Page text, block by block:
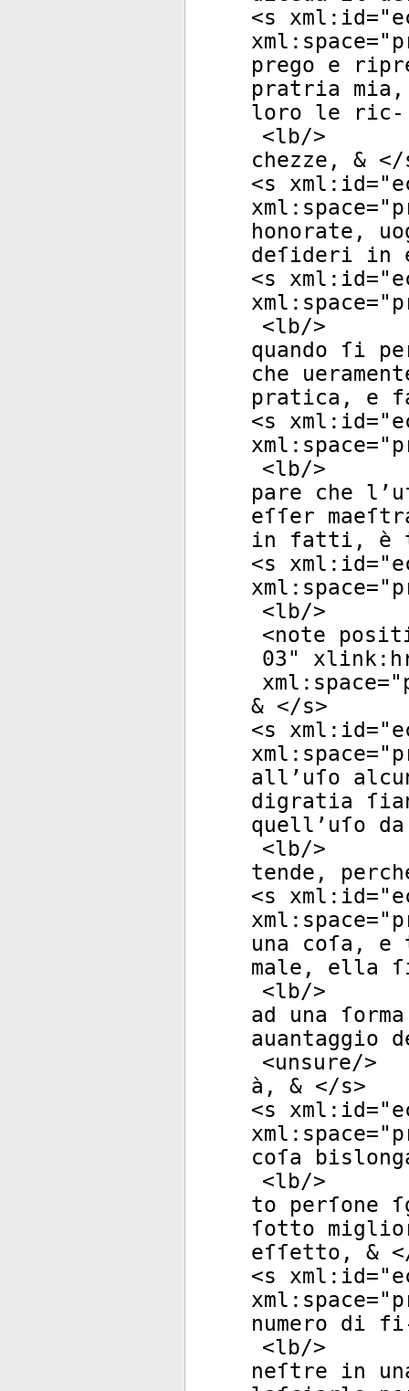
<s xml:id="
xml:space="
prego e
pratria mia,
loro le ric-
<lb/>
chezze, & </
<s xml:id="
xml:space="
honorate,
deſideri in
<s xml:id="
xml:space="
<lb/>
quando ſi
che
pratica, e
<s xml:id="
xml:space="
<lb/>
pare che
eſſer
in fatti, è
<s xml:id="
xml:space="
<lb/>
<note
03"
xml:space="
& </s>
<s xml:id="
xml:space="
all’uſo
digratia
quell’uſo
<lb/>
tende,
<s xml:id="
xml:space="
una coſa,
male, ella
<lb/>
ad una
auantaggio
<unsure/>
à, & </s>
<s xml:id="
xml:space="
coſa
<lb/>
to perſone
ſotto
eſſetto, &
<s xml:id="
xml:space="
numero di
<lb/>
neſtre in